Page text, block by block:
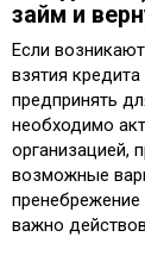
займ и
Если
взятия
предпринять
необходимо
организацией,
возможные
пренебрежение
важно